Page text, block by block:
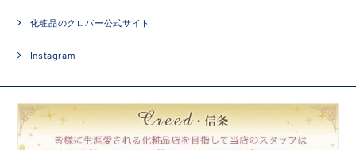
化粧品のクロバー公式サイト
Instagram